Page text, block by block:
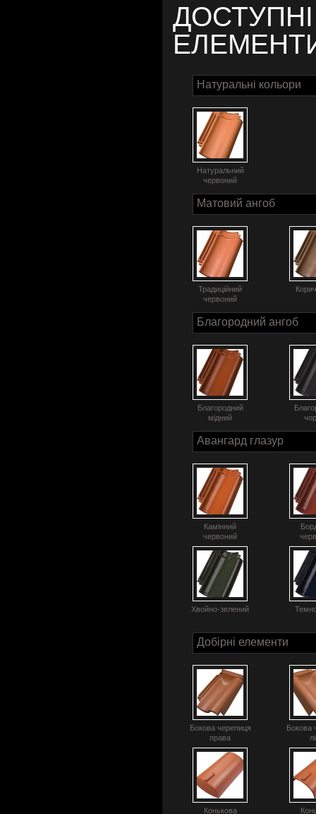
Натуральні кольори
Натуральний
червоний
Матовий ангоб
Традиційний
червоний
Благородний ангоб
Благородний
мідний
Авангард глазур
Камінний
червоний
Хвойно-зелений
Добірні елементи
Бокова черепиця
права
Бокова
Конькова